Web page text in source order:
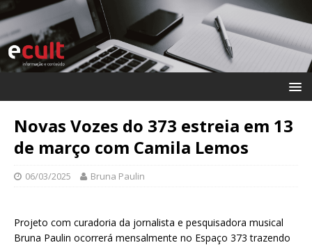
Novas Vozes do 373 estreia em 13
de março com Camila Lemos
06/03/2025 Bruna Paulin
Projeto com curadoria da jornalista e pesquisadora musical
Bruna Paulin ocorrerá mensalmente no Espaço 373 trazendo